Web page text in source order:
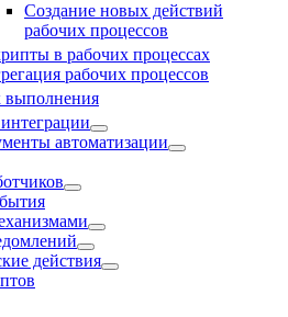
Создание новых действий
рабочих процессов
в рабочих процессах
рабочих процессов
выполнения
автоматизации
действия